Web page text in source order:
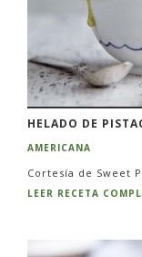
HELADO DE
AMERICANA
Cortesía de Sweet
LEER RECETA